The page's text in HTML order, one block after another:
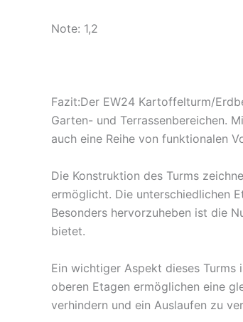
Note: 1,2
Fazit:Der EW24 Kartoffelturm/
Garten- und Terrassenbereichen.
auch eine Reihe von funktionalen
Die Konstruktion des Turms
ermöglicht. Die unterschiedlichen
Besonders hervorzuheben ist die
bietet.
Ein wichtiger Aspekt dieses Turms
oberen Etagen ermöglichen eine
verhindern und ein Auslaufen zu